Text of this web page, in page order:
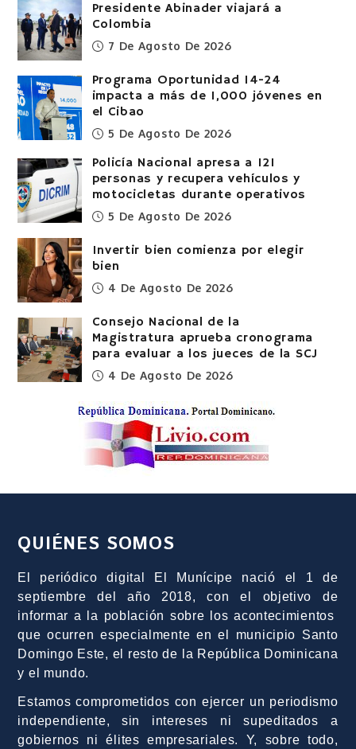
Presidente Abinader viajará a
Colombia
7 De Agosto De 2026
Programa Oportunidad 14-24
impacta a más de 1,000 jóvenes en
el Cibao
5 De Agosto De 2026
Policía Nacional apresa a 121
personas y recupera vehículos y
motocicletas durante operativos
5 De Agosto De 2026
Invertir bien comienza por elegir
bien
4 De Agosto De 2026
Consejo Nacional de la
Magistratura aprueba cronograma
para evaluar a los jueces de la SCJ
4 De Agosto De 2026
QUIÉNES SOMOS
El periódico digital El Munícipe nació el 1 de
septiembre del año 2018, con el objetivo de
informar a la población sobre los acontecimientos
que ocurren especialmente en el municipio Santo
Domingo Este, el resto de la República Dominicana
y el mundo.
Estamos comprometidos con ejercer un periodismo
independiente, sin intereses ni supeditados a
gobiernos ni élites empresariales. Y, sobre todo,